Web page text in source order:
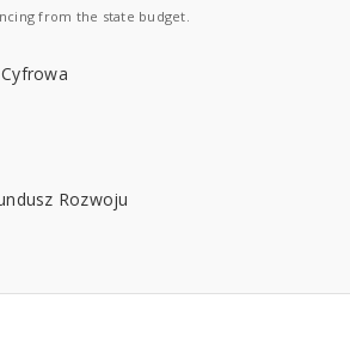
from the state budget.